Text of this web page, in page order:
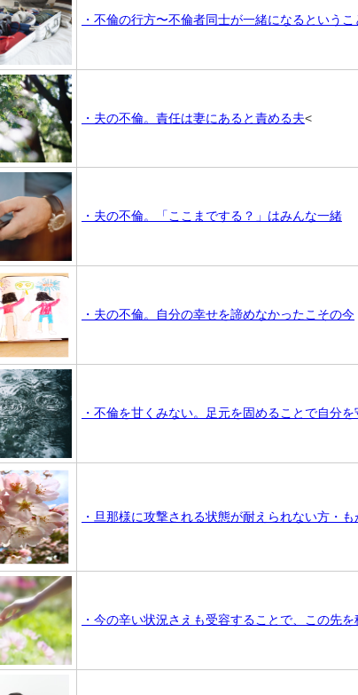
・不倫の行方〜不倫者同士が一緒になるというこ
・夫の不倫。責任は妻にあると責める夫<
・夫の不倫。「ここまでする？」はみんな一緒
・夫の不倫。自分の幸せを諦めなかったこその今
・不倫を甘くみない。足元を固めることで自分を
・旦那様に攻撃される状態が耐えられない方・
・今の辛い状況さえも受容することで、この先